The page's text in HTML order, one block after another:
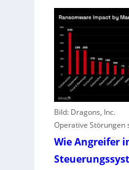
t
t
n
g
i
o
l
i
e
c
o
r
I
t
e
i
Bild: Dragons, Inc.
Operative Störungen
Wie Angreifer